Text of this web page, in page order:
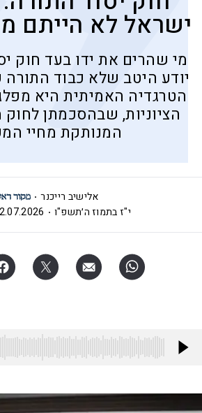
ישראל לא הייתם
מי שהרים את ידו בעד חוק
יודע היטב שלא כבוד התורה
הטרגדיה האמיתית היא
הציוניות, שבהסכמתן
המנותקת מחיי
אלישיב רייכנר
י"ז בתמוז ה׳תשפ"ו
| 08:07